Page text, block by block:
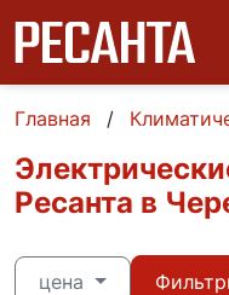
Главная
Ресанта в
цена